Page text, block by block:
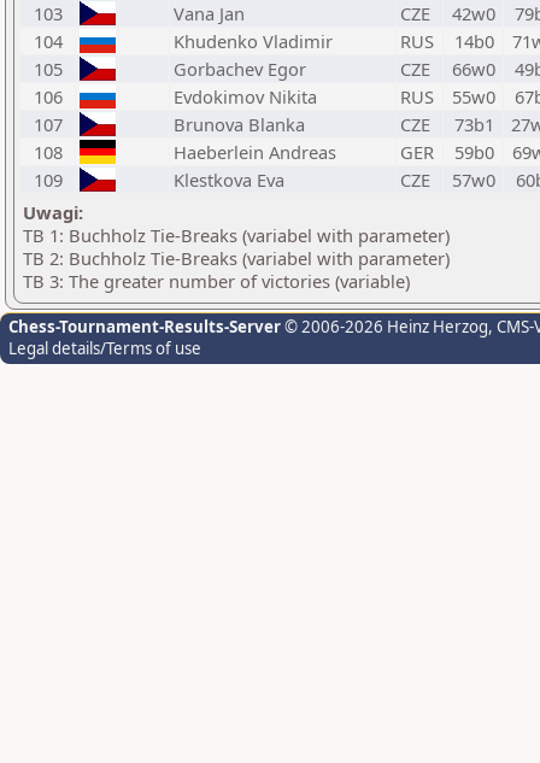
103
Vana Jan CZE 42w0
104
Khudenko Vladimir RUS 14b0
105
Gorbachev Egor CZE 66w0
106
Evdokimov Nikita RUS 55w0
107
Brunova Blanka CZE 73b1
108
Haeberlein Andreas GER 59b0
109
Klestkova Eva CZE 57w0
Uwagi:
TB 1: Buchholz Tie-Breaks (variabel with parameter)
TB 2: Buchholz Tie-Breaks (variabel with parameter)
TB 3: The greater number of victories (variable)
Chess-Tournament-Results-Server© 2006-2026 Heinz Herzog,
Legal details/Terms of use